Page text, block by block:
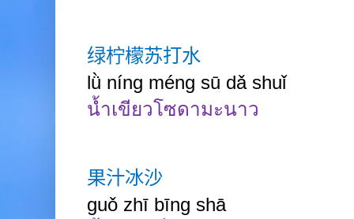
绿柠檬苏打水
lǜ níng méng sū dǎ shuǐ
น้ำเขียวโซดามะนาว
果汁冰沙
guǒ zhī bīng shā